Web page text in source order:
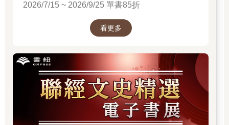
2026/7/15 ~ 2026/9/25 單書85折
看更多